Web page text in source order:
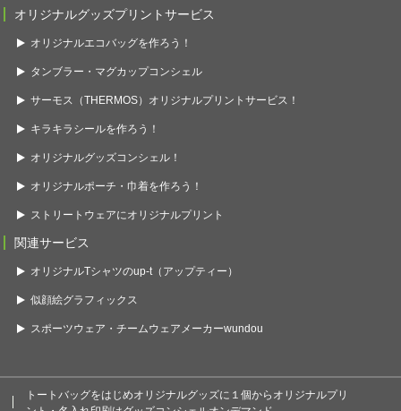
オリジナルグッズプリントサービス
オリジナルエコバッグを作ろう！
タンブラー・マグカップコンシェル
サーモス（THERMOS）オリジナルプリントサービス！
キラキラシールを作ろう！
オリジナルグッズコンシェル！
オリジナルポーチ・巾着を作ろう！
ストリートウェアにオリジナルプリント
関連サービス
オリジナルTシャツのup-t（アップティー）
似顔絵グラフィックス
スポーツウェア・チームウェアメーカーwundou
トートバッグをはじめオリジナルグッズに１個からオリジナルプリ